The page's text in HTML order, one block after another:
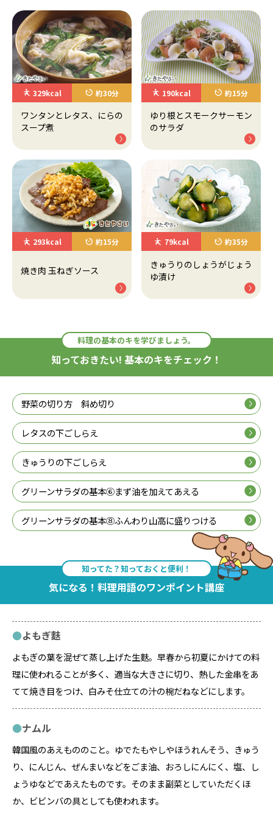
329kcal 約30分
ワンタンとレタス、にらの
スープ煮
190kcal 約15分
ゆり根とスモークサーモン
のサラダ
293kcal 約15分
焼き肉 玉ねぎソース
79kcal 約35分
きゅうりのしょうがじょう
ゆ漬け
料理の基本のキを学びましょう。
知っておきたい! 基本のキをチェック！
野菜の切り方 斜め切り
レタスの下ごしらえ
きゅうりの下ごしらえ
グリーンサラダの基本⑥まず油を加えてあえる
グリーンサラダの基本⑧ふんわり山高に盛りつける
知ってた？知っておくと便利！
気になる！料理用語のワンポイント講座
よもぎ麩
よもぎの葉を混ぜて蒸し上げた生麩。早春から初夏にかけての料
理に使われることが多く、適当な大きさに切り、熱した金串をあ
てて焼き目をつけ、白みそ仕立ての汁の椀だねなどにします。
ナムル
韓国風のあえもののこと。ゆでたもやしやほうれんそう、きゅう
り、にんじん、ぜんまいなどをごま油、おろしにんにく、塩、し
ょうゆなどであえたものです。そのまま副菜としていただくほ
か、ビビンバの具としても使われます。